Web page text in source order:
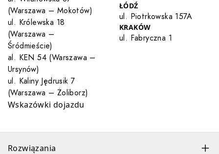
(Warszawa – Mokotów)
ul. Królewska 18
(Warszawa –
Śródmieście)
al. KEN 54 (Warszawa –
Ursynów)
ul. Kaliny Jędrusik 7
(Warszawa – Żoliborz)
Wskazówki dojazdu
ŁÓDŹ
ul. Piotrkowska 157A
KRAKÓW
ul. Fabryczna 1
Rozwiązania